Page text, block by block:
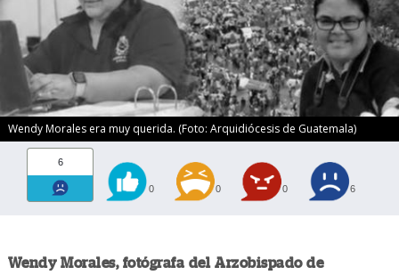
Wendy Morales era muy querida. (Foto: Arquidiócesis de Guatemala)
6
0 0 0 6
Wendy Morales, fotógrafa del Arzobispado de